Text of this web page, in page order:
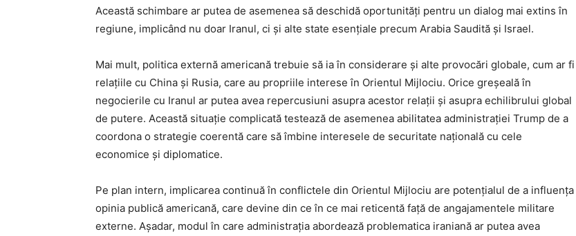
Această schimbare ar putea de asemenea să deschidă oportunități pentru un dialog mai extins în
regiune, implicând nu doar Iranul, ci și alte state esențiale precum Arabia Saudită și Israel.
Mai mult, politica externă americană trebuie să ia în considerare și alte provocări globale, cum ar fi
relațiile cu China și Rusia, care au propriile interese în Orientul Mijlociu. Orice greșeală în
negocierile cu Iranul ar putea avea repercusiuni asupra acestor relații și asupra echilibrului global
de putere. Această situație complicată testează de asemenea abilitatea administrației Trump de a
coordona o strategie coerentă care să îmbine interesele de securitate națională cu cele
economice și diplomatice.
Pe plan intern, implicarea continuă în conflictele din Orientul Mijlociu are potențialul de a influența
opinia publică americană, care devine din ce în ce mai reticentă față de angajamentele militare
externe. Așadar, modul în care administrația abordează problematica iraniană ar putea avea